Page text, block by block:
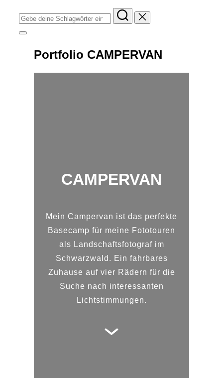
Suchen
nach:
Seitenleiste
Navigation
umschalten
Portfolio CAMPERVAN
CAMPERVAN
Mein Campervan ist das perfekte
Basecamp für meine Fototouren
als Landschaftsfotograf im
Schwarzwald. Ein fahrbares
Zuhause auf vier Rädern für die
Suche nach interessanten
Lichtstimmungen.